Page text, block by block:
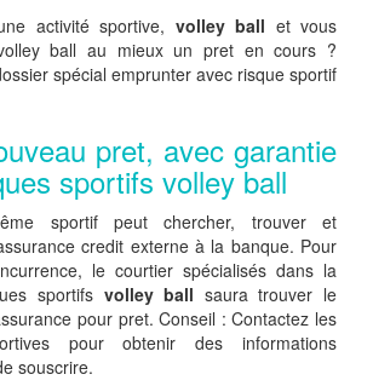
activité sportive, volley ball et vous
ball au mieux un pret en cours ?
spécial emprunter avec risque sportif
pret, avec garantie
sportifs volley ball
sportif peut chercher, trouver et
credit externe à la banque. Pour
le courtier spécialisés dans la
sportifs volley ball saura trouver le
pour pret. Conseil : Contactez les
pour obtenir des informations
souscrire.